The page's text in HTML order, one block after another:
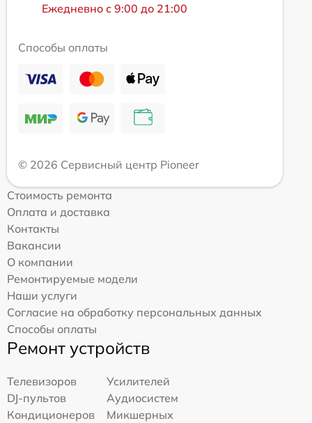
Ежедневно с 9:00 до 21:00
Способы оплаты
© 2026 Сервисный центр Pioneer
Стоимость ремонта
Оплата и доставка
Контакты
Вакансии
О компании
Ремонтируемые модели
Наши услуги
Согласие на обработку персональных данных
Способы оплаты
Ремонт устройств
Телевизоров
Усилителей
DJ-пультов
Аудиосистем
Кондиционеров
Микшерных